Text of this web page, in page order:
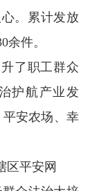
。累计发放
余件。
了职工群众
护航产业发
平安农场、幸
区平安网